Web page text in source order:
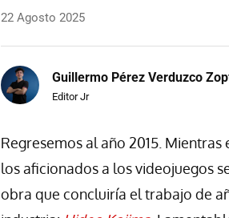
22 Agosto 2025
Guillermo Pérez Verduzco
Editor Jr
Regresemos al año 2015.
los aficionados a los videojuegos
obra que concluiría el trabajo de